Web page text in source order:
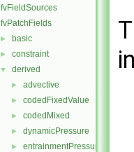
fvFieldSources
fvPatchFields
► basic
► constraint
▼ derived
► advective
► codedFixedValue
► codedMixed
► dynamicPressure
► entrainmentPressure